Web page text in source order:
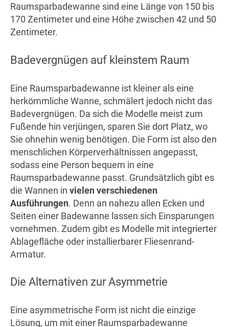
Raumsparbadewanne sind eine Länge von 150 bis
170 Zentimeter und eine Höhe zwischen 42 und 50
Zentimeter.
Badevergnügen auf kleinstem Raum
Eine Raumsparbadewanne ist kleiner als eine
herkömmliche Wanne, schmälert jedoch nicht das
Badevergnügen. Da sich die Modelle meist zum
Fußende hin verjüngen, sparen Sie dort Platz, wo
Sie ohnehin wenig benötigen. Die Form ist also den
menschlichen Körperverhältnissen angepasst,
sodass eine Person bequem in eine
Raumsparbadewanne passt. Grundsätzlich gibt es
die Wannen in vielen verschiedenen
Ausführungen. Denn an nahezu allen Ecken und
Seiten einer Badewanne lassen sich Einsparungen
vornehmen. Zudem gibt es Modelle mit integrierter
Ablagefläche oder installierbarer Fliesenrand-
Armatur.
Die Alternativen zur Asymmetrie
Eine asymmetrische Form ist nicht die einzige
Lösung, um mit einer Raumsparbadewanne